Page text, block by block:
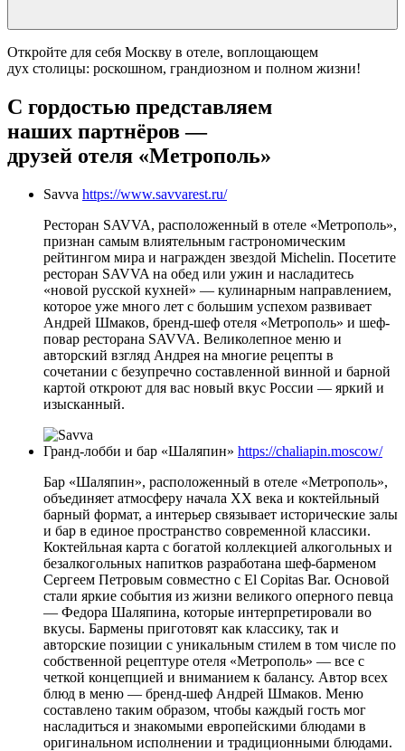
Откройте для себя Москву в отеле, воплощающем
дух столицы: роскошном, грандиозном и полном жизни!
С гордостью представляем
наших партнёров —
друзей отеля «Метрополь»
Savva https://www.savvarest.ru/
Ресторан SAVVA, расположенный в отеле «Метрополь»,
признан самым влиятельным гастрономическим
рейтингом мира и награжден звездой Michelin. Посетите
ресторан SAVVA на обед или ужин и насладитесь
«новой русской кухней» — кулинарным направлением,
которое уже много лет с большим успехом развивает
Андрей Шмаков, бренд-шеф отеля «Метрополь» и шеф-
повар ресторана SAVVA. Великолепное меню и
авторский взгляд Андрея на многие рецепты в
сочетании с безупречно составленной винной и барной
картой откроют для вас новый вкус России — яркий и
изысканный.
Гранд-лобби и бар «Шаляпин» https://chaliapin.moscow/
Бар «Шаляпин», расположенный в отеле «Метрополь»,
объединяет атмосферу начала XX века и коктейльный
барный формат, а интерьер связывает исторические залы
и бар в единое пространство современной классики.
Коктейльная карта с богатой коллекцией алкогольных и
безалкогольных напитков разработана шеф-барменом
Сергеем Петровым совместно с El Copitas Bar. Основой
стали яркие события из жизни великого оперного певца
— Федора Шаляпина, которые интерпретировали во
вкусы. Бармены приготовят как классику, так и
авторские позиции с уникальным стилем в том числе по
собственной рецептуре отеля «Метрополь» — все с
четкой концепцией и вниманием к балансу. Автор всех
блюд в меню — бренд-шеф Андрей Шмаков. Меню
составлено таким образом, чтобы каждый гость мог
насладиться и знакомыми европейскими блюдами в
оригинальном исполнении и традиционными блюдами.